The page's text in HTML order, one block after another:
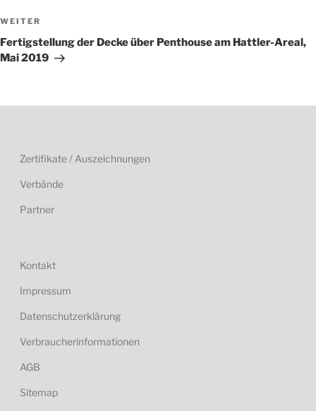
Nächster
Beitrag
WEITER
Fertigstellung der Decke über Penthouse am Hattler-Areal,
Mai 2019
Zertifikate / Auszeichnungen
Verbände
Partner
Kontakt
Impressum
Datenschutzerklärung
Verbraucherinformationen
AGB
Sitemap